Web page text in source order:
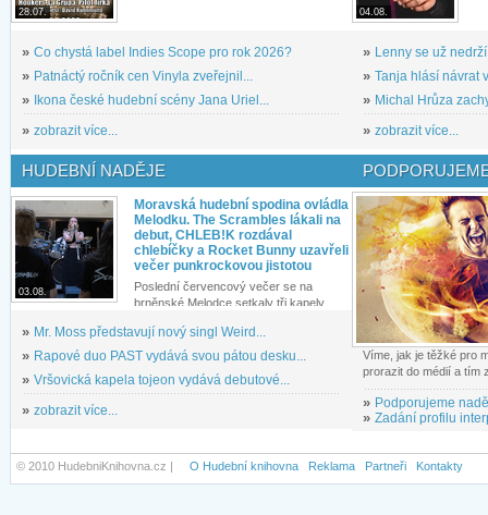
28.07.
» Co chystá label Indies Scope pro rok 2026?
» Patnáctý ročník cen Vinyla zveřejnil...
» Ikona české hudební scény Jana Uriel...
» zobrazit více...
04.08.
» Lenny se už
» Tanja hlásí návrat
» Michal Hrůza
» zobrazit více...
HUDEBNÍ NADĚJE
03.08.
Moravská hudební spodina ovládla
Melodku. The Scrambles lákali na
debut, CHLEB!K rozdával
chlebíčky a Rocket Bunny uzavřeli
večer punkrockovou jistotou
Poslední červencový večer se na
brněnské Melodce setkaly tři kapely...
» Mr. Moss představují nový singl Weird...
» Rapové duo PAST vydává svou pátou desku...
» Vršovická kapela tojeon vydává debutové...
» zobrazit více...
Víme, jak je těžké pro
prorazit do médií a tím
» Podporujeme
» Zadání profilu
© 2010 HudebniKnihovna.cz | O Hudební knihovna Reklama Partneři Kontakty